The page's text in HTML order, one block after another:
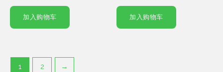
加入购物车 加入购物车
1 2 →